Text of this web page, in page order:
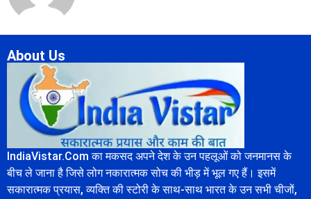
About Us
IndiaVistar.Com का मकसद अपने देश के उन पहलूओं को जनमानस के
बीच ले जाना है जिसे लोग नकारात्मक सोच की भीड़ में भूल गए हैं। इसमें
सकारात्मक प्रयास, व्यक्ति की स्टोरी के साथ-साथ भारत के उन सभी चीजों,